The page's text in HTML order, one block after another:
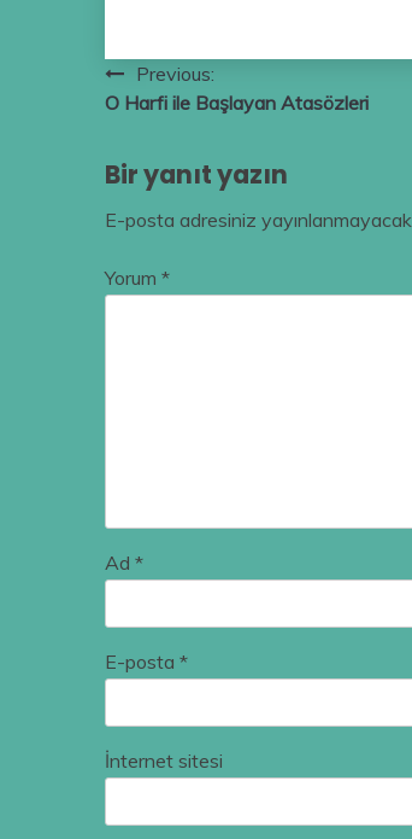
Yazı
gezinmesi
Previous:
O Harfi ile Başlayan Atasözleri
Bir yanıt yazın
E-posta adresiniz yayınlanmayacak.
Yorum *
Ad *
E-posta *
İnternet sitesi